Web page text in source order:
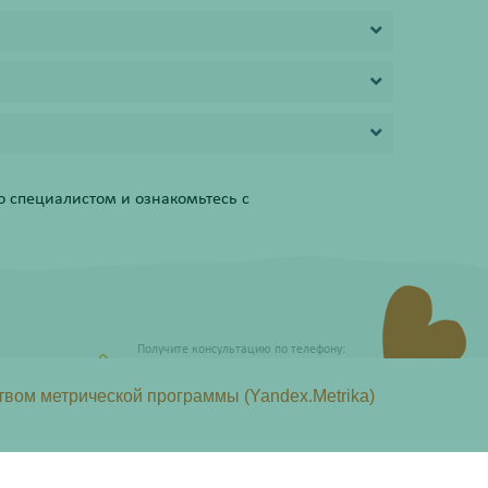
специалистом и ознакомьтесь с
Получите консультацию по телефону:
метрической программы (Yandex.Metrika)